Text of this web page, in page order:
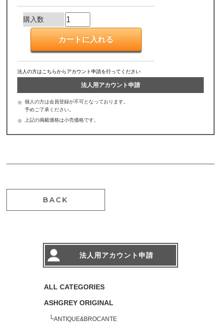
購入数
法人の方はこちらからアカウント申請を行ってください
法人用アカウント申請
個人の方は会員登録が不可となっております。
予めご了承ください。
上記の掲載価格は小売価格です。
BACK
法人用アカウント申請
ALL CATEGORIES
ASHGREY ORIGINAL
└ANTIQUE&BROCANTE